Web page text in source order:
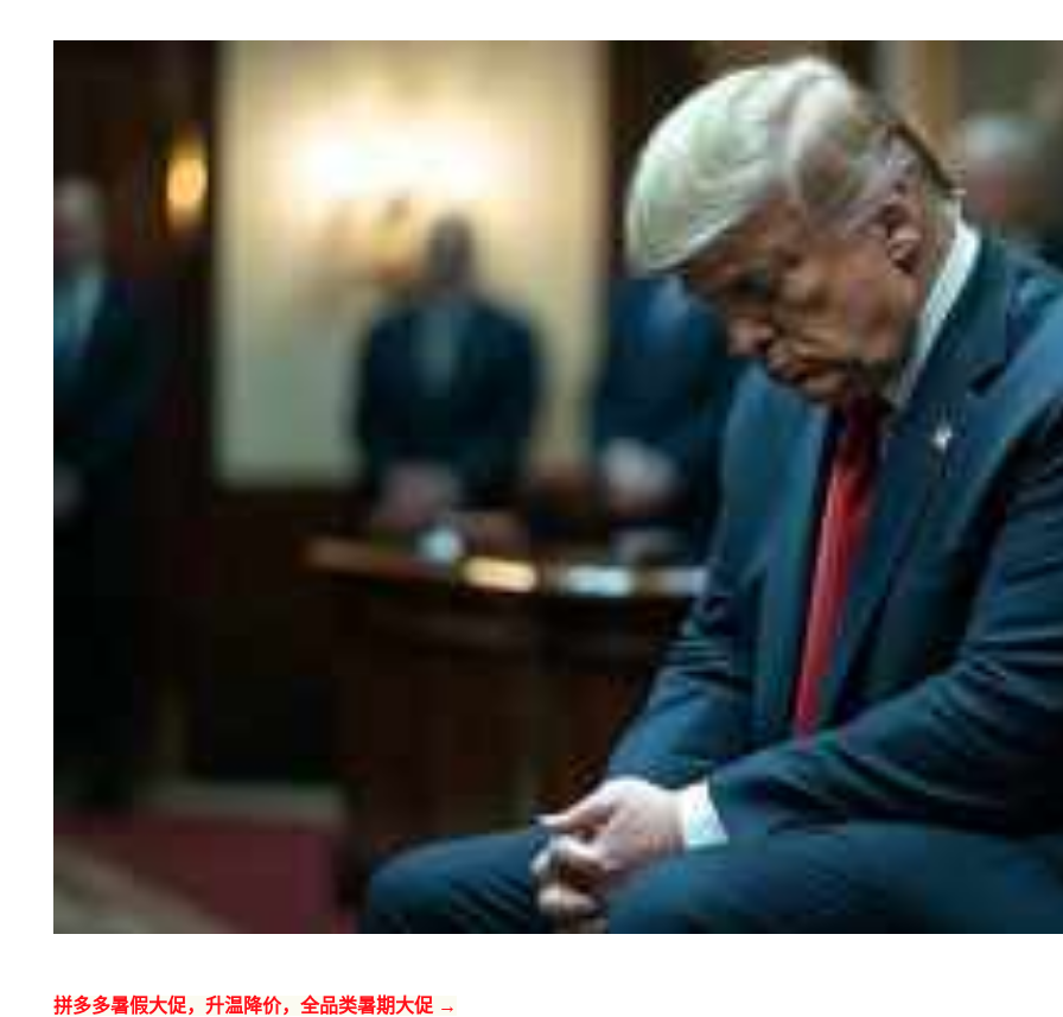
拼多多暑假大促，升温降价，全品类暑期大促 →